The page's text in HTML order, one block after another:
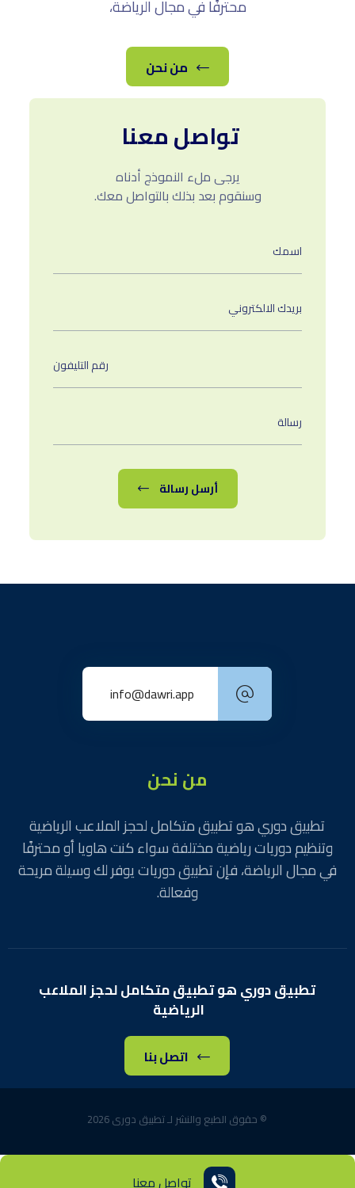
محترفًا في مجال الرياضة،
من نحن
تواصل معنا
يرجى ملء النموذج أدناه
وسنقوم بعد بذلك بالتواصل معك.
أرسل رسالة
info@dawri.app
من نحن
تطبيق دوري هو تطبيق متكامل لحجز الملاعب الرياضية
وتنظيم دوريات رياضية مختلفة سواء كنت هاويا أو محترفًا
في مجال الرياضة، فإن تطبيق دوريات يوفر لك وسيلة مريحة
وفعالة.
تطبيق دوري هو تطبيق متكامل لحجز الملاعب
الرياضية
اتصل بنا
© حقوق الطبع والنشر لـ تطبيق دورى 2026
تواصل معنا